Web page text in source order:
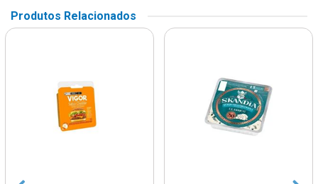
Produtos Relacionados